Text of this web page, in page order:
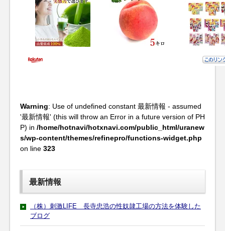
Warning: Use of undefined constant 最新情報 - assumed
'最新情報' (this will throw an Error in a future version of PH
P) in /home/hotnavi/hotxnavi.com/public_html/uranew
s/wp-content/themes/refinepro/functions-widget.php
on line 323
最新情報
（株）刺激LIFE 長寺忠浩の性奴隷工場の方法を体験した
ブログ